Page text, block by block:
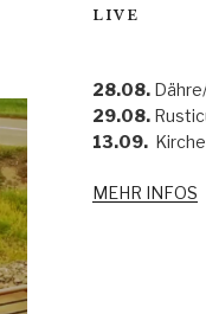
LIVE
28.08.
29.08.
13.09.
MEHR INFOS